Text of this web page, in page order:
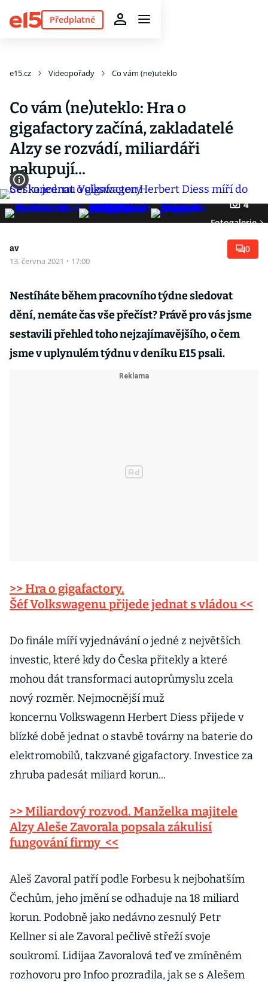
Předplatné
e15.cz Videopořady Co vám (ne)uteklo
Co vám (ne)uteklo: Hra o
gigafactory začíná, zakladatelé
Alzy se rozvádí, miliardáři
nakupují...
4
Fotogalerie
av
13. června 2021 · 17:00
0
Nestíháte během pracovního týdne sledovat
dění, nemáte čas vše přečíst? Právě pro vás jsme
sestavili přehled toho nejzajímavějšího, o čem
jsme v uplynulém týdnu v deníku E15 psali.
>> Hra o gigafactory.
Šéf Volkswagenu přijede jednat s vládou <<
Do finále míří vyjednávání o jedné z největších
investic, které kdy do Česka přitekly a které
mohou dát transformaci autoprůmyslu zcela
nový rozměr. Nejmocnější muž
koncernu Volkswagenn Herbert Diess přijede v
blízké době jednat o stavbě továrny na baterie do
elektromobilů, takzvané gigafactory. Investice za
zhruba padesát miliard korun...
>> Miliardový rozvod. Manželka majitele
Alzy Aleše Zavorala popsala zákulisí
fungování firmy <<
Aleš Zavoral patří podle Forbesu k nejbohatším
Čechům, jeho jmění se odhaduje na 18 miliard
korun. Podobně jako nedávno zesnulý Petr
Kellner si ale Zavoral pečlivě střeží svoje
soukromí. Lidijaa Zavoralová teď ve zmíněném
rozhovoru pro Infoo prozradila, jak se s Alešem